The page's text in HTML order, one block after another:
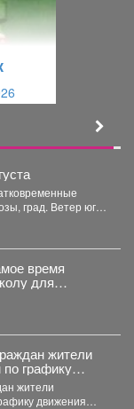
на 5 августа
град. Ветер юго-
время
для
жители
графику
транспорта.
жители
движения